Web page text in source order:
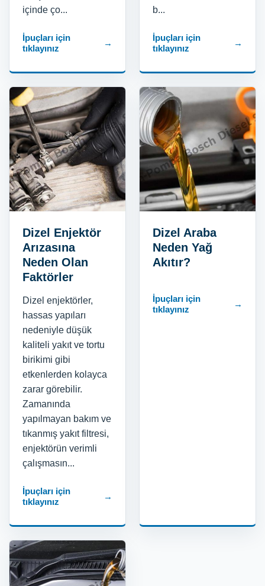
içinde ço...
İpuçları için
tıklayınız
→
b...
İpuçları için
tıklayınız
→
Dizel Enjektör
Arızasına
Neden Olan
Faktörler
Dizel enjektörler,
hassas yapıları
nedeniyle düşük
kaliteli yakıt ve tortu
birikimi gibi
etkenlerden kolayca
zarar görebilir.
Zamanında
yapılmayan bakım ve
tıkanmış yakıt filtresi,
enjektörün verimli
çalışmasın...
İpuçları için
tıklayınız
→
Dizel Araba
Neden Yağ
Akıtır?
İpuçları için
tıklayınız
→